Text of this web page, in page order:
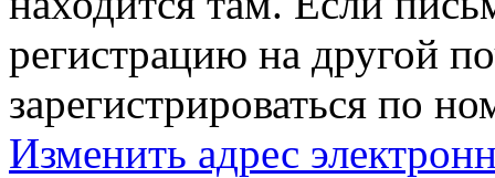
регистрацию на другой
зарегистрироваться по
Изменить адрес